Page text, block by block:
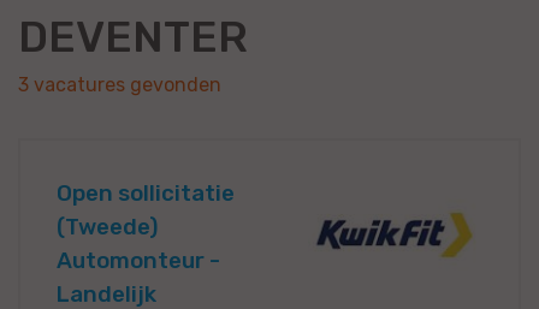
DEVENTER
3 vacatures gevonden
Open sollicitatie
(Tweede)
Automonteur -
Landelijk